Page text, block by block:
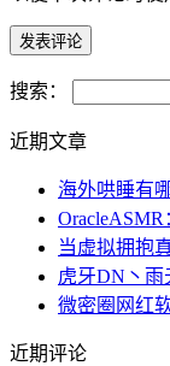
搜索：
近期文章
海外哄睡有
当虚拟拥抱
虎牙DN丶雨
微密圈网红
近期评论